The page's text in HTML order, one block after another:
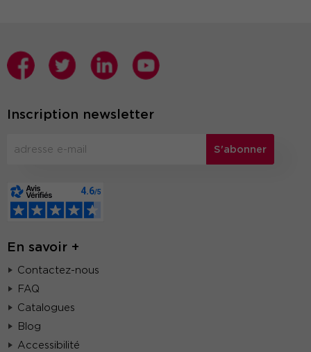
Inscription newsletter
S'abonner
En savoir +
Contactez-nous
FAQ
Catalogues
Blog
Accessibilité